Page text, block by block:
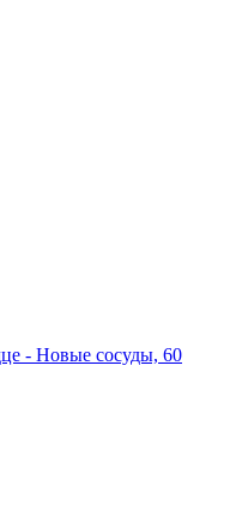
- Новые сосуды, 60